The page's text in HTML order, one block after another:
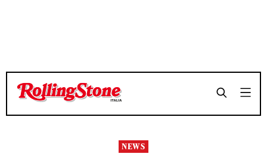
TEMPO DI LETTURA 3 MINUTI SHARE
TEMPO DI LETTURA 3 MINUTI SHARE
NEWS